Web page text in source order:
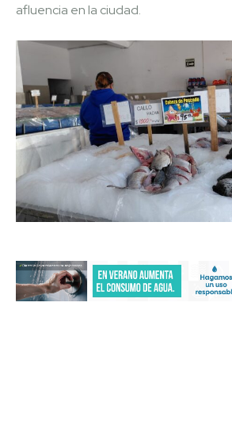
afluencia en la ciudad.